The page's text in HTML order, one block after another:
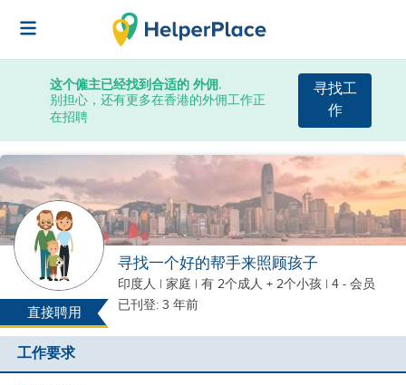
这个僱主已经找到合适的 外佣.
别担心，还有更多在香港的外佣工作正
在招聘
寻找工
作
直接聘用
寻找一个好的帮手来照顾孩子
印度人 | 家庭 | 有 2个成人 + 2个小孩 | 4 - 会员
已刊登: 3 年前
工作要求